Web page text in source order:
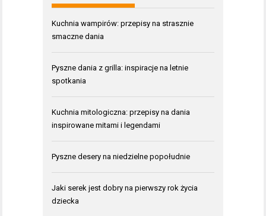
Kuchnia wampirów: przepisy na strasznie
smaczne dania
Pyszne dania z grilla: inspiracje na letnie
spotkania
Kuchnia mitologiczna: przepisy na dania
inspirowane mitami i legendami
Pyszne desery na niedzielne popołudnie
Jaki serek jest dobry na pierwszy rok życia
dziecka